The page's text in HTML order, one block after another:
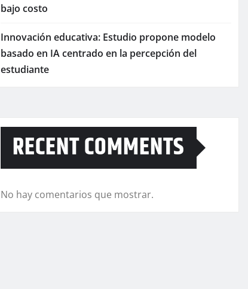
bajo costo
Innovación educativa: Estudio propone modelo
basado en IA centrado en la percepción del
estudiante
RECENT COMMENTS
No hay comentarios que mostrar.